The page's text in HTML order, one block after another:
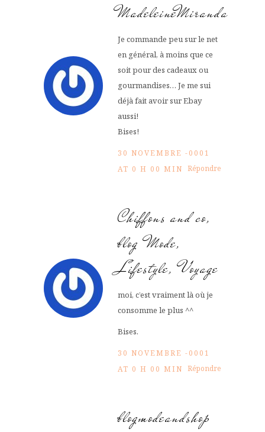
MadeleineMiranda
Je commande peu sur le net
en général, à moins que ce
soit pour des cadeaux ou
gourmandises… Je me sui
déjà fait avoir sur Ebay
aussi!
Bises!
30 NOVEMBRE -0001
AT 0 H 00 MIN Répondre
Chiffons and co,
blog Mode,
Lifestyle, Voyage
moi, c’est vraiment là où je
consomme le plus ^^
Bises.
30 NOVEMBRE -0001
AT 0 H 00 MIN Répondre
blogmodeandshop